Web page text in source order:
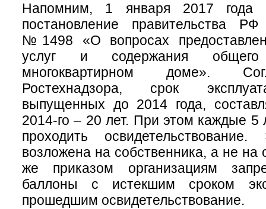
Напомним, 1 января 2017 года
постановление правительства
№1498 «О вопросах
услуг и содержания
многоквартирном доме».
Ростехнадзора, срок
выпущенных до 2014 года,
2014-го – 20 лет. При этом каждые 5
проходить
возложена на собственника, а не на
же приказом организациям
баллоны с истекшим сроком
прошедшим освидетельствование.